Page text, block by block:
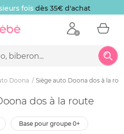
fois dès 35€ d'achat
Doona Siège auto Doona dos à la
dos à la route
base pour groupe 0+